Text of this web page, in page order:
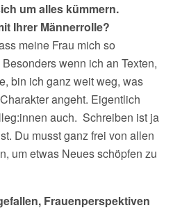
um alles kümmern.
Ihrer Männerrolle?
meine Frau mich so
wenn ich an Texten,
bin ich ganz weit weg, was
angeht. Eigentlich
auch. Schreiben ist ja
Du musst ganz frei von allen
um etwas Neues schöpfen zu
Frauenperspektiven